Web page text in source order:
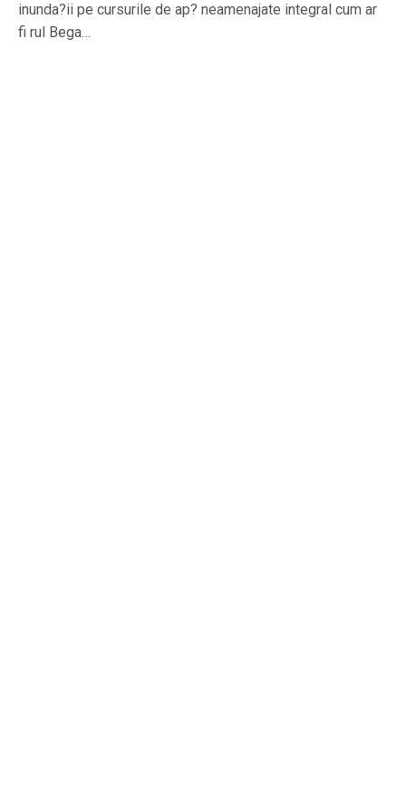
inunda?ii pe cursurile de ap? neamenajate integral cum ar
fi rul Bega…